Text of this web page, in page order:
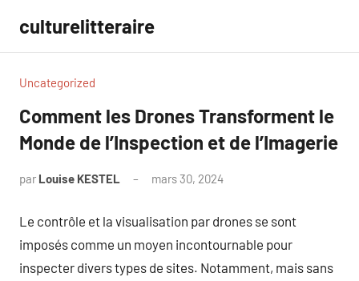
contenu
culturelitteraire
Uncategorized
Comment les Drones Transforment le
Monde de l’Inspection et de l’Imagerie
par Louise KESTEL mars 30, 2024
Le contrôle et la visualisation par drones se sont
imposés comme un moyen incontournable pour
inspecter divers types de sites. Notamment, mais sans